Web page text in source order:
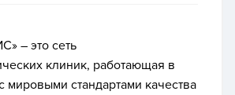
– это сеть
клиник, работающая в
мировыми стандартами качества